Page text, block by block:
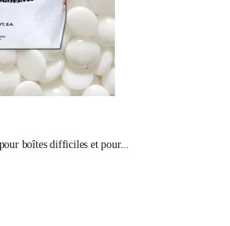
boîtes difficiles et pour